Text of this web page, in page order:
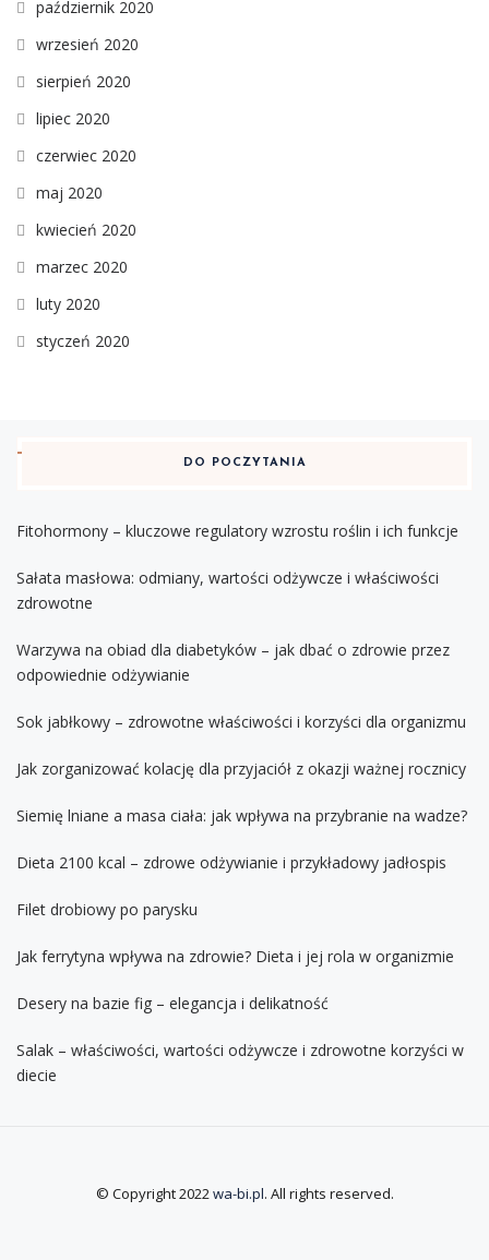
październik 2020
wrzesień 2020
sierpień 2020
lipiec 2020
czerwiec 2020
maj 2020
kwiecień 2020
marzec 2020
luty 2020
styczeń 2020
DO POCZYTANIA
Fitohormony – kluczowe regulatory wzrostu roślin i ich funkcje
Sałata masłowa: odmiany, wartości odżywcze i właściwości
zdrowotne
Warzywa na obiad dla diabetyków – jak dbać o zdrowie przez
odpowiednie odżywianie
Sok jabłkowy – zdrowotne właściwości i korzyści dla organizmu
Jak zorganizować kolację dla przyjaciół z okazji ważnej rocznicy
Siemię lniane a masa ciała: jak wpływa na przybranie na wadze?
Dieta 2100 kcal – zdrowe odżywianie i przykładowy jadłospis
Filet drobiowy po parysku
Jak ferrytyna wpływa na zdrowie? Dieta i jej rola w organizmie
Desery na bazie fig – elegancja i delikatność
Salak – właściwości, wartości odżywcze i zdrowotne korzyści w
diecie
© Copyright 2022wa-bi.pl. All rights reserved.